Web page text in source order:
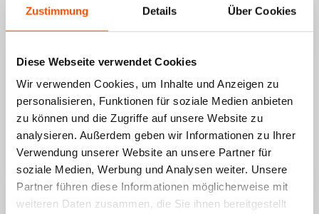
Zustimmung Details Über Cookies
Diese Webseite verwendet Cookies
Wir verwenden Cookies, um Inhalte und Anzeigen zu
personalisieren, Funktionen für soziale Medien anbieten
zu können und die Zugriffe auf unsere Website zu
analysieren. Außerdem geben wir Informationen zu Ihrer
Verwendung unserer Website an unsere Partner für
soziale Medien, Werbung und Analysen weiter. Unsere
Partner führen diese Informationen möglicherweise mit
weiteren Daten zusammen, die Sie ihnen bereitgestellt
Sort by
Leo
Geweldig apparaat
Bewertung konnte nicht übersetzt werden. Versuchen
Sie es später noch einmal
05/08/2026